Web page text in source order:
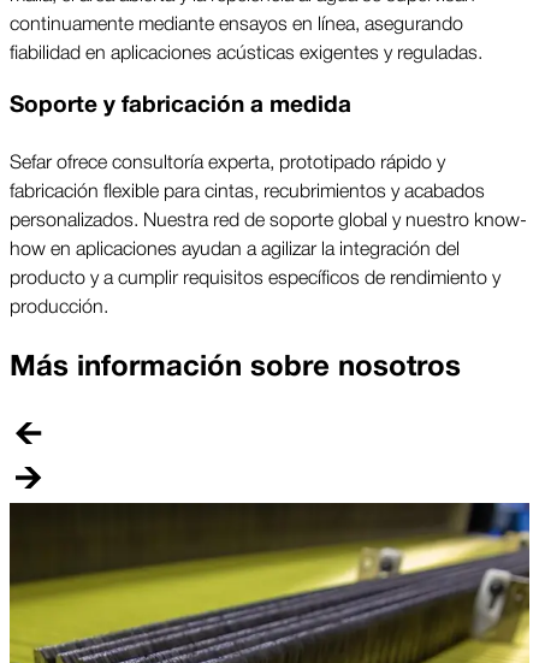
continuamente mediante ensayos en línea, asegurando
fiabilidad en aplicaciones acústicas exigentes y reguladas.
Soporte y fabricación a medida
Sefar ofrece consultoría experta, prototipado rápido y
fabricación flexible para cintas, recubrimientos y acabados
personalizados. Nuestra red de soporte global y nuestro know-
how en aplicaciones ayudan a agilizar la integración del
producto y a cumplir requisitos específicos de rendimiento y
producción.
Más información sobre nosotros